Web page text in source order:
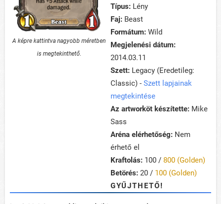
A képre kattintva nagyobb méretben
is megtekinthető.
Típus: Lény
Faj: Beast
Formátum: Wild
Megjelenési dátum:
2014.03.11
Szett: Legacy (Eredetileg:
Classic) - Szett lapjainak
megtekintése
Az artworköt készítette: Mike
Sass
Aréna elérhetőség: Nem
érhető el
Kraftolás: 100 / 800 (Golden)
Betörés: 20 / 100 (Golden)
GYŰJTHETŐ!